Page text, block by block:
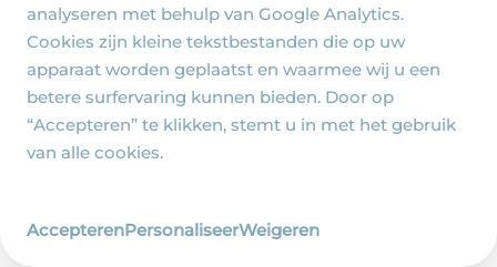
analyseren met behulp van Google Analytics.
Cookies zijn kleine tekstbestanden die op uw
apparaat worden geplaatst en waarmee wij u een
betere surfervaring kunnen bieden. Door op
“Accepteren” te klikken, stemt u in met het gebruik
van alle cookies.
AccepterenPersonaliseerWeigeren
Privacy beleid
Cookie-instellingen
en Jozef - Ontwerp en realisatie